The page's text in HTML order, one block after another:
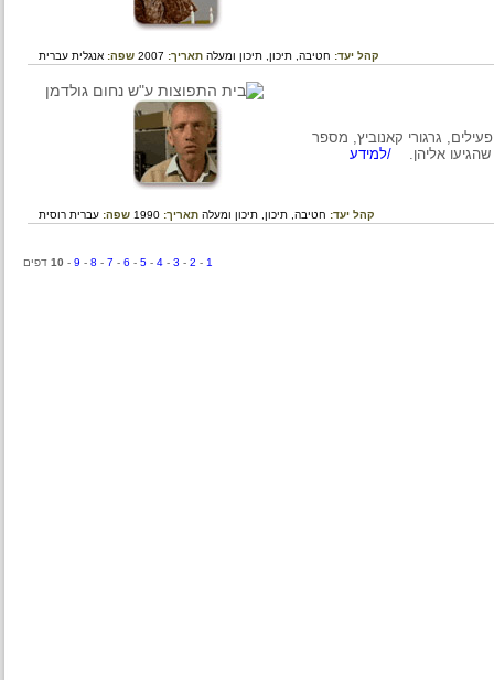
קהל יעד: חטיבה,תיכון,תיכון ומעלהתאריך:2007 שפה:אנגלית עברית
גרגורי קאנוביץ, מספר
אליהן./למידע
קהל יעד: חטיבה,תיכון,תיכון ומעלהתאריך:1990 שפה:עברית רוסית
-
3
-
4
-
5
-
6
-
7
-
8
-
9
-
10 דפים